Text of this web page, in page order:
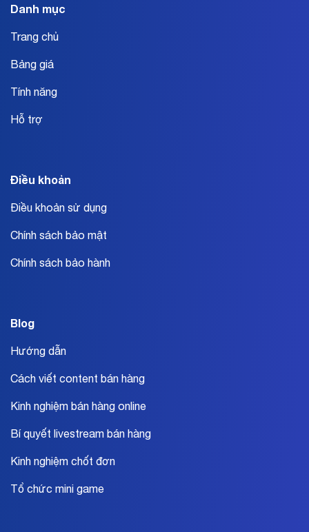
Danh mục
Trang chủ
Bảng giá
Tính năng
Hỗ trợ
Điều khoản
Điều khoản sử dụng
Chính sách bảo mật
Chính sách bảo hành
Blog
Hướng dẫn
Cách viết content bán hàng
Kinh nghiệm bán hàng online
Bí quyết livestream bán hàng
Kinh nghiệm chốt đơn
Tổ chức mini game